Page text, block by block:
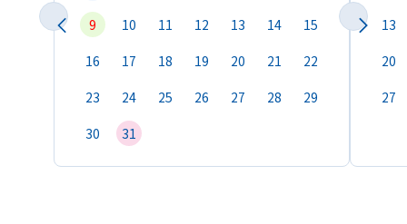
9
10 11 12 13 14
15
16
17 18 19 20 21
22
23
24 25 26 27 28
29
30
31
13
20
27